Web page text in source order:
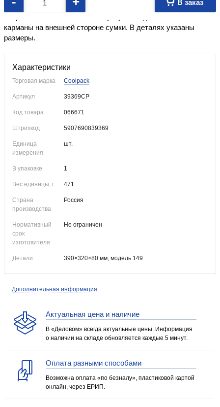
В заказ
Сумка из нейлона с плечевым ремнем. Одно отделение.
карманы на внешней стороне сумки. В деталях указаны
размеры.
Характеристики
Торговая марка Coolpack
Артикул 39369CP
Код товара 066671
Штрихкод 5907690839369
Единица
измерения
шт.
В упаковке 1
Вес единицы, г 471
Страна
производства
Россия
Нормативный
срок
изготовителя
Не ограничен
Детали 390×320×80 мм, модель 149
Дополнительная информация
Актуальная цена и наличие
В «Деловом» всегда актуальные цены. Информация
о наличии на складе обновляется каждые 5 минут.
Оплата разными способами
Возможна оплата «по безналу», пластиковой картой
онлайн, через ЕРИП.